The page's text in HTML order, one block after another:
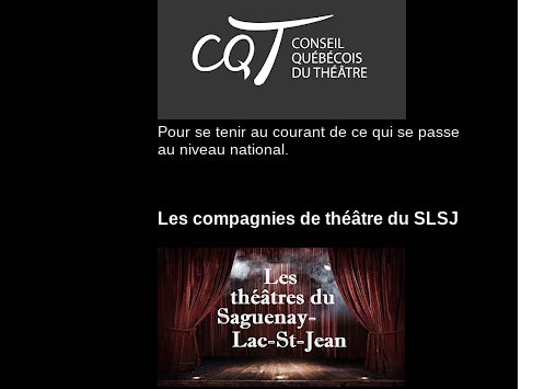
Pour se tenir au courant de ce qui se passe
au niveau national.
Les compagnies de théâtre du SLSJ